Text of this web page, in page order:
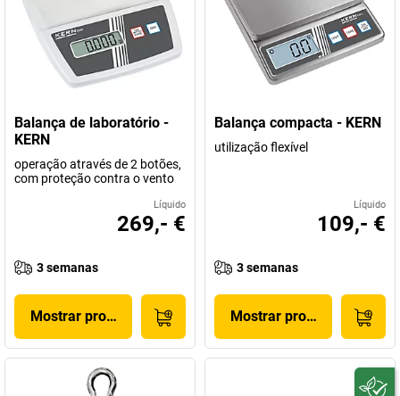
Balança de laboratório -
KERN
operação através de 2 botões,
com proteção contra o vento
Líquido
269,- €
3 semanas
Mostrar produto
Balança compacta - KERN
utilização flexível
Líquido
109,- €
3 semanas
Mostrar produto